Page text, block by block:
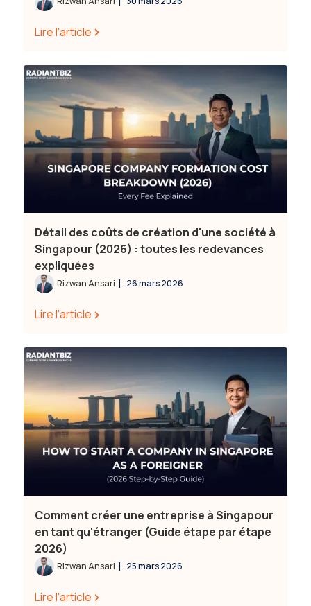
Lire l'article
Détail des coûts de création d'une société à
Singapour (2026) : toutes les redevances
expliquées
Rizwan Ansari | 26 mars 2026
Lire l'article
Comment créer une entreprise à Singapour
en tant qu'étranger (Guide étape par étape
2026)
Rizwan Ansari | 25 mars 2026
Lire l'article